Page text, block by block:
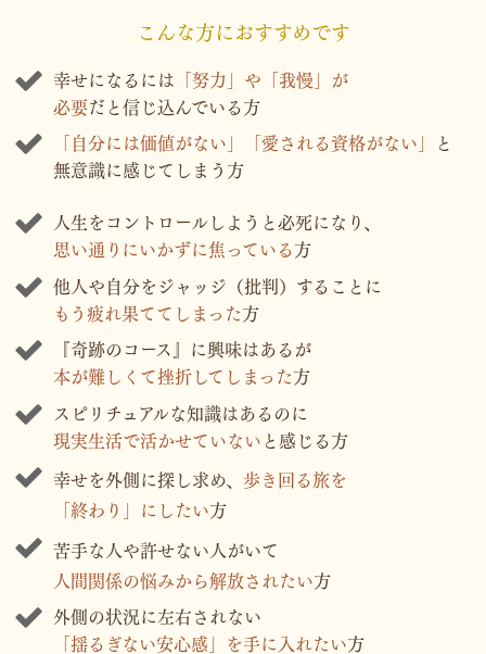
こんな方におすすめです
幸せになるには
「努力」や「我慢」が
必要だと信じ込んでいる方
「自分には価値がない」「愛される資格がない」
と
無意識に感じてしまう方
人生をコントロールしようと必死になり、
思い通りにいかずに焦っている方
他人や自分をジャッジ（批判）することに
もう疲れ果ててしまった方
『奇跡のコース』に興味はあるが
本が難しくて挫折してしまった方
スピリチュアルな知識はあるのに
現実生活で活かせていない と感じる方
幸せを外側に探し求め、 歩き回る旅を
「終わり」にしたい方
苦手な人や許せない人がいて
人間関係の悩みから解放されたい方
外側の状況に左右されない
「揺るぎない安心感」を手に入れたい方